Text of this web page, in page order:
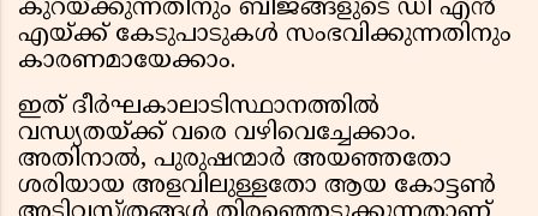
കുറയ്ക്കുന്നതിനും ബീജങ്ങളുടെ ഡി എൻ
എയ്ക്ക് കേടുപാടുകൾ സംഭവിക്കുന്നതിനും
കാരണമായേക്കാം.
ഇത് ദീർഘകാലാടിസ്ഥാനത്തിൽ
വന്ധ്യതയ്ക്ക് വരെ വഴിവെച്ചേക്കാം.
അതിനാൽ, പുരുഷന്മാർ അയഞ്ഞതോ
ശരിയായ അളവിലുള്ളതോ ആയ കോട്ടൺ